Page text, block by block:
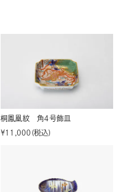
桐鳳凰紋 角4号飾皿
¥11,000 税込